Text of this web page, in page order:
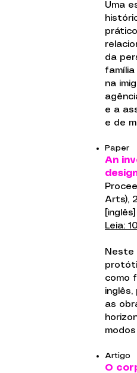
Uma
da
na
e a
e de
Paper
An
Arts),
[inglês]
Leia:
Neste
como
as
Artigo
O